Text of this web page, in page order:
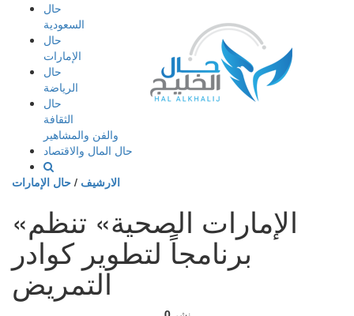
إذهب
المحتوى
حال
السعودية
حال
الإمارات
حال
الرياضة
حال
الثقافة
والفن والمشاهير
حال المال والاقتصاد
الارشيف / حال الإمارات
«الإمارات الصحية» تنظم
برنامجاً لتطوير كوادر
التمريض